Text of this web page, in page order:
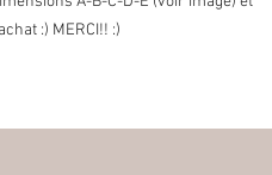
:) MERCI!! :)